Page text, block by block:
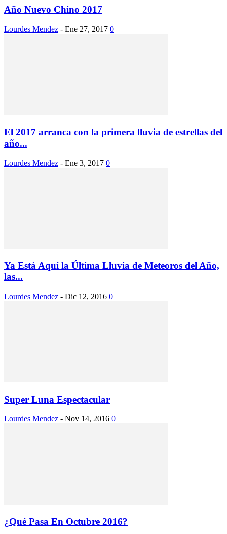
Año Nuevo Chino 2017
Lourdes Mendez - Ene 27, 2017 0
El 2017 arranca con la primera lluvia de estrellas del
año...
Lourdes Mendez - Ene 3, 2017 0
Ya Está Aquí la Última Lluvia de Meteoros del Año,
las...
Lourdes Mendez - Dic 12, 2016 0
Super Luna Espectacular
Lourdes Mendez - Nov 14, 2016 0
¿Qué Pasa En Octubre 2016?